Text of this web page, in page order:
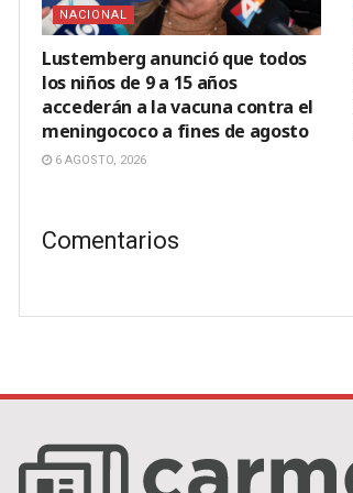
NACIONAL
Lustemberg anunció que todos
los niños de 9 a 15 años
accederán a la vacuna contra el
meningococo a fines de agosto
6 AGOSTO, 2026
Comentarios